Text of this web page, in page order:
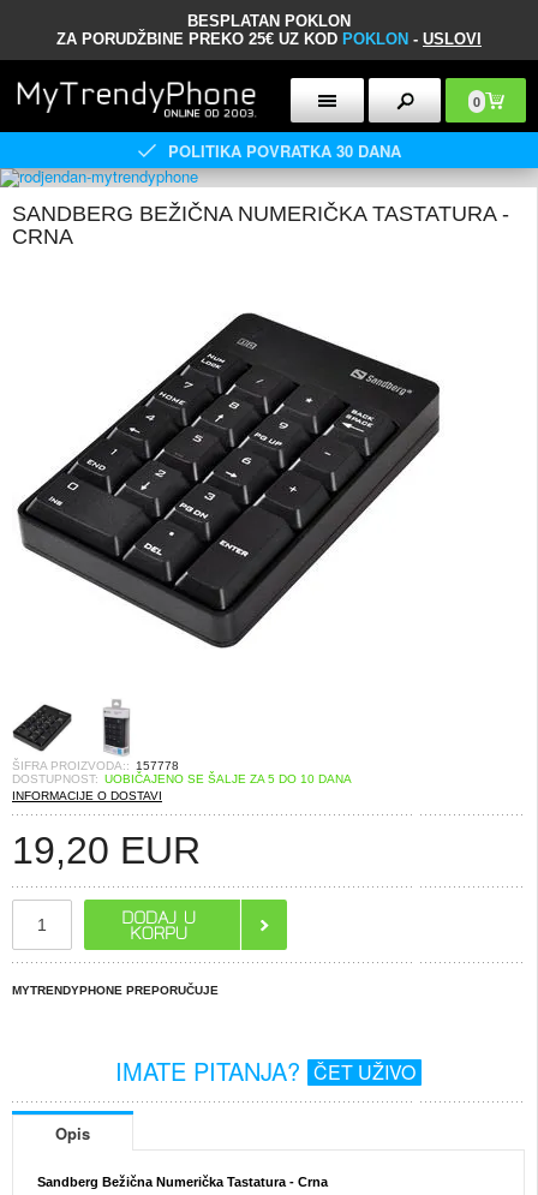
BESPLATAN POKLON
ZA PORUDŽBINE PREKO 25€ UZ KOD POKLON - USLOVI
0
POLITIKA POVRATKA 30 DANA
SANDBERG BEŽIČNA NUMERIČKA TASTATURA -
CRNA
ŠIFRA PROIZVODA::
157778
DOSTUPNOST: UOBIČAJENO SE ŠALJE ZA 5 DO 10 DANA
INFORMACIJE O DOSTAVI
19,20 EUR
MYTRENDYPHONE PREPORUČUJE
IMATE PITANJA? ČET UŽIVO
Opis
Sandberg Bežična Numerička Tastatura - Crna